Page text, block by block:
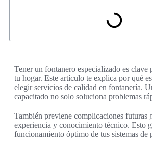
Tener un fontanero especializado es clave
tu hogar. Este artículo te explica por qué
elegir servicios de calidad en fontanería.
capacitado no solo soluciona problemas
También previene complicaciones futuras
experiencia y conocimiento técnico. Esto
funcionamiento óptimo de tus sistemas de